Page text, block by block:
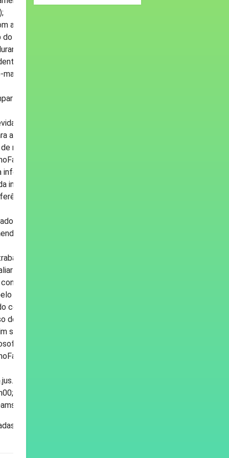
a exibição do documento original com
Juiz ou servidor por ele indicado,
a oitiva, que será gravada em outro
da testemunha/vítima
apenas à parte autorizada com link
para visualização pela própria
identificada no OneDrive e
as partes por meio de link de acesso,
mídia digital está disponível em:
de que foi realizada
impossibilidade de acesso de pessoas
e o local em que a gravação ficará
antes do agendamento regular para
no caso de testemunhas que não
serão preservados os atos até
as condições para a continuidade do
que impeça a continuidade da
sistema até o momento da queda da
contato telefônico das partes para
mais de um vídeo gravado para a
sucessivamente;
Teams está disponível em:
Audiência Virtual – Sistema
O serviço de suporte técnico aos
pelo portal no endereço
das 9h00 às 19h00.
em 05/05/2020)